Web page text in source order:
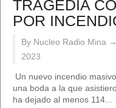
TRAGEDIA
POR
By Nucleo Radio Mina →
2023
Un nuevo incendio
una boda a la que
ha dejado al menos 114...